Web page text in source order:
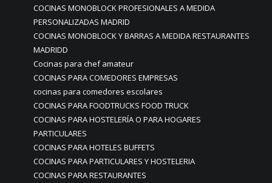
COCINAS MONOBLOCK PROFESIONALES A MEDIDA
PERSONALIZADAS MADRID
COCINAS MONOBLOCK Y BARRAS A MEDIDA RESTAURANTES
MADRIDD
Cocinas para chef amateur
COCINAS PARA COMEDORES EMPRESAS
cocinas para comedores escolares
COCINAS PARA FOODTRUCKS FOOD TRUCK
COCINAS PARA HOSTELERÍA O PARA HOGARES
PARTICULARES
COCINAS PARA HOTELES BUFFETS
COCINAS PARA PARTICULARES Y HOSTELERIA
COCINAS PARA RESTAURANTES